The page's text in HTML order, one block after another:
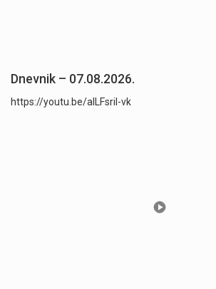
Dnevnik – 07.08.2026.
https://youtu.be/aILFsriI-vk